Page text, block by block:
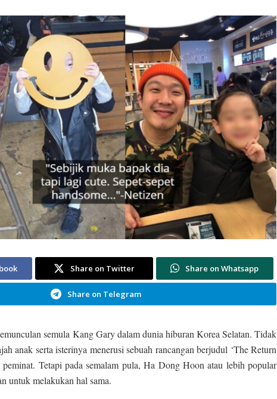
Share on Twitter Share on Whatsapp
Share on Telegram
semula Kang Gary dalam dunia hiburan Korea Selatan. Tidak
anak serta isterinya menerusi sebuah rancangan berjudul ‘The Return
Tetapi pada semalam pula, Ha Dong Hoon atau lebih popular
untuk melakukan hal sama.